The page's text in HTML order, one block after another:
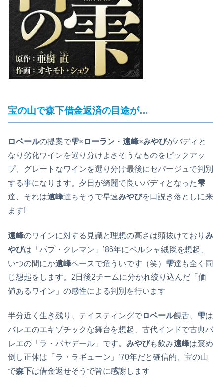
宝の山で森下借金返済の目途が…
ロベールの提案で雫× ローラン ・ 遠峰×みやびがバディと
なり劣化ワインを選り分けよさそうなものをピックアッ
プ、グレートなワインを選り分け最後にセパージュで判別
する事になります。夕日が綺麗で良いバディとなった雫
達、それは遠峰達もそうで早速みやびを口説き落としに来
ます!
遠峰のワインに対する見識と理想の高さは頭抜けており み
やびは「パプ・クレマン」’86年にペルシャ絨毯を想起、
いつの間にか遠峰ペースで危ういです（笑） 雫達も全く同
じ想起をします。2日後2チームに分かれ絞り込んだ「価
値あるワイン」の感性による判別を行います
半分近く生き残り、テイスティングでロベール饒舌、 雫は
バレエのエキゾチックな舞台を想起、古代インドで古典バ
レエの「ラ・バヤデール」です。 みやびも飲み遠峰は褒め
倒し正体は「ラ・ラギューン」’70年だと確信的、宝の山
で森下は借金返せそうで皆に感謝します